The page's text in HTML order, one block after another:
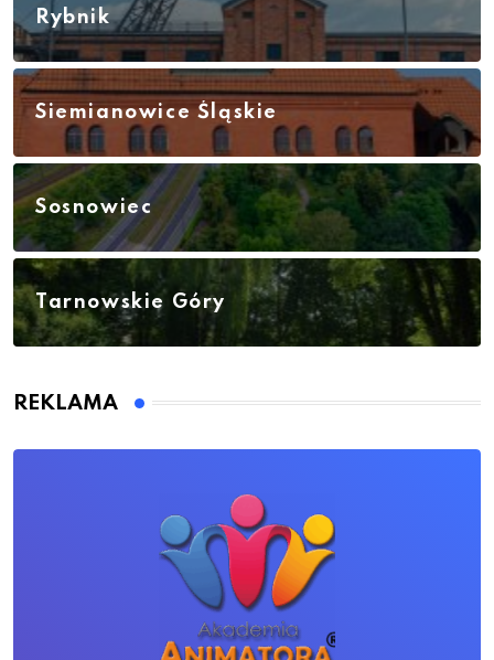
Rybnik
Siemianowice Śląskie
Sosnowiec
Tarnowskie Góry
REKLAMA